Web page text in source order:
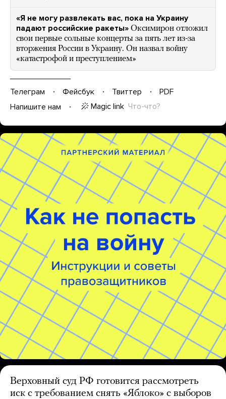
«Я не могу развлекать вас, пока на Украину
падают российские ракеты» Оксимирон отложил
свои первые сольные концерты за пять лет из-за
вторжения России в Украину. Он назвал войну
«катастрофой и преступлением»
Телеграм Фейсбук Твиттер
PDF
Напишите нам
Magic link Что-что?
Верховный суд РФ готовится рассмотреть
иск с требованием снять «Яблоко» с выборов